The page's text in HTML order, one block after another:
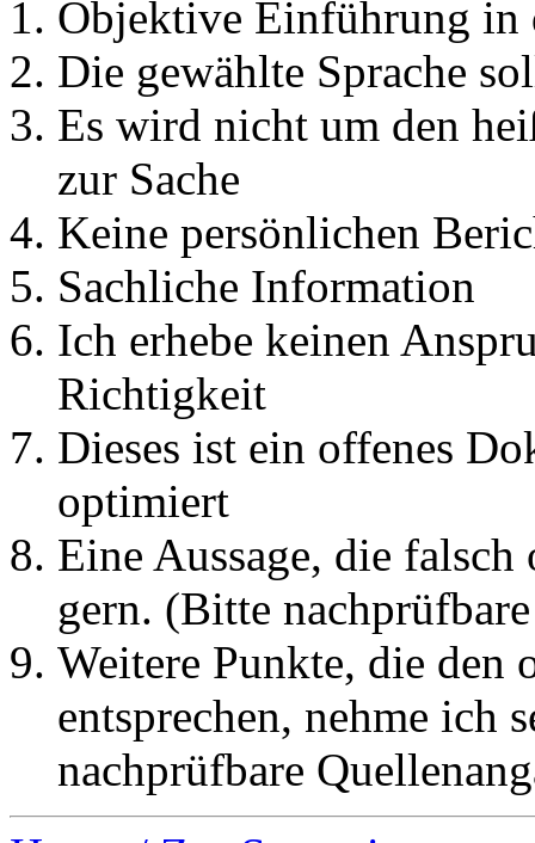
Objektive Einführung
Die gewählte Sprache
Es wird nicht um den
zur Sache
Keine persönlichen
Sachliche Information
Ich erhebe keinen
Richtigkeit
Dieses ist ein offenes
optimiert
Eine Aussage, die
gern. (Bitte
Weitere Punkte, die den
entsprechen, nehme ich
nachprüfbare